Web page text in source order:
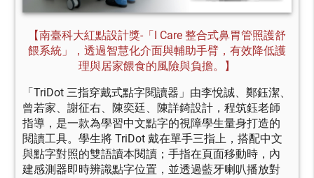
【南臺科大紅點設計獎-「I Care 整合式鼻胃管照護舒
餵系統」，透過智慧化介面與輔助手臂，有效降低護
理與居家餵食的風險與負擔。】
「TriDot 三指穿戴式點字閱讀器」由李悅誠、鄭鈺潔、
曾若家、謝征右、陳奕廷、陳詳錡設計，程筑鈺老師
指導，是一款為學習中文點字的視障學生量身打造的
閱讀工具。學生將 TriDot 戴在單手三指上，搭配中文
與點字對照的雙語讀本閱讀；手指在頁面移動時，內
建感測器即時辨識點字位置，並透過藍牙喇叭播放對